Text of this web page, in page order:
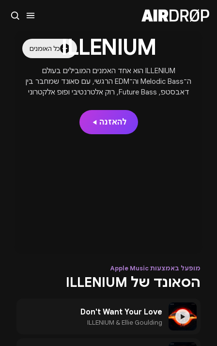
כל האומניםILLENIUM
ILLENIUM הוא אחד האמנים המובילים בעולם
ה־Melodic Bass וה־EDM הרגשי, עם סאונד שמחבר בין
דאבסטפ, Future Bass, רוק אלטרנטיבי ופופ אלקטרוני
להאזנה
מופעל באמצעות Apple Music
הסאונד של ILLENIUM
▶
Don't Want Your Love
ILLENIUM & Ellie Goulding
סגור
🔥בקרוב
טיפ: אפשר להקליד שם אומן, עיר, תאריך או שם חג.